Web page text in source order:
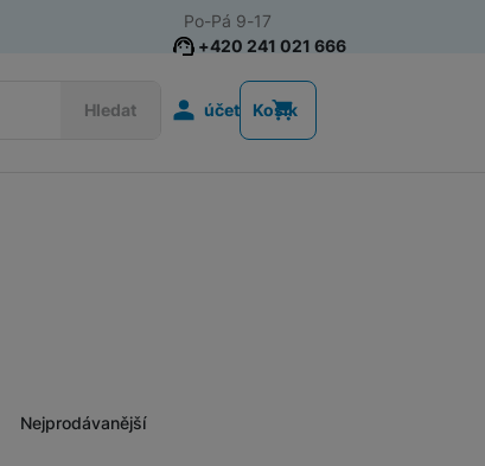
Hledat
+420 241 021 666
Po-Pá 9-17
Uživatelská
účet Košík
Nejprodávanější